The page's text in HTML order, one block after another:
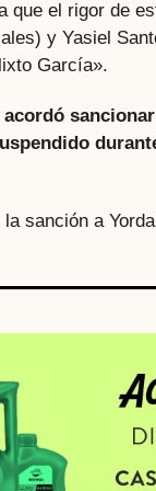
el rigor de
y Yasiel
García».
sanción a